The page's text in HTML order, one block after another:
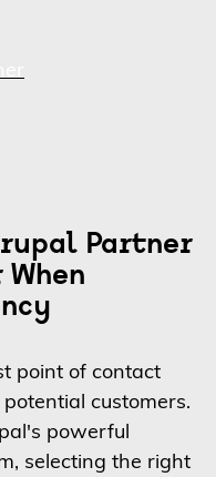
Partner
point of contact
customers.
powerful
selecting the right